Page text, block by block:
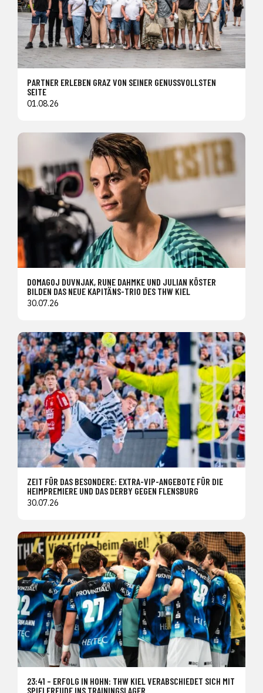
PARTNER ERLEBEN GRAZ VON SEINER GENUSSVOLLSTEN
SEITE
01.08.26
DOMAGOJ DUVNJAK, RUNE DAHMKE UND JULIAN KÖSTER
BILDEN DAS NEUE KAPITÄNS-TRIO DES THW KIEL
30.07.26
ZEIT FÜR DAS BESONDERE: EXTRA-VIP-ANGEBOTE FÜR DIE
HEIMPREMIERE UND DAS DERBY GEGEN FLENSBURG
30.07.26
23:41 – ERFOLG IN HOHN: THW KIEL VERABSCHIEDET SICH MIT
SPIELFREUDE INS TRAININGSLAGER